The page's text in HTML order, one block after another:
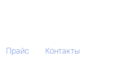
Прайс Контакты